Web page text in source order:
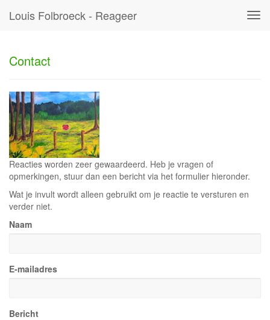
Louis Folbroeck - Reageer
Contact
Reacties worden zeer gewaardeerd. Heb je vragen of
opmerkingen, stuur dan een bericht via het formulier hieronder.
Wat je invult wordt alleen gebruikt om je reactie te versturen en
verder niet.
Naam
E-mailadres
Bericht